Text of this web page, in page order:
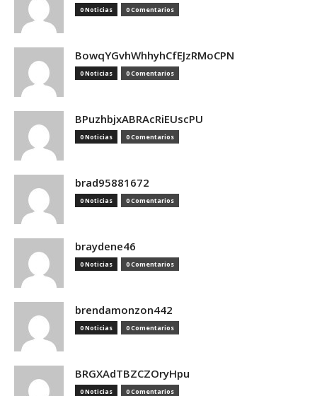
0 Noticias 0 Comentarios
BowqYGvhWhhyhCfEJzRMoCPN
0 Noticias 0 Comentarios
BPuzhbjxABRAcRiEUscPU
0 Noticias 0 Comentarios
brad95881672
0 Noticias 0 Comentarios
braydene46
0 Noticias 0 Comentarios
brendamonzon442
0 Noticias 0 Comentarios
BRGXAdTBZCZOryHpu
0 Noticias 0 Comentarios